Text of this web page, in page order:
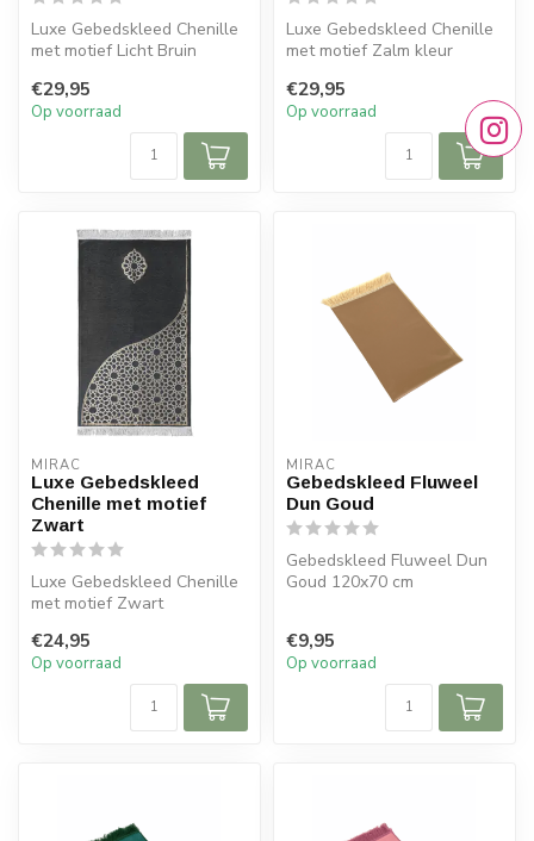
Luxe Gebedskleed Chenille
met motief Licht Bruin
€29,95
Op voorraad
Luxe Gebedskleed Chenille
met motief Zalm kleur
€29,95
Op voorraad
MIRAC
Luxe Gebedskleed
Chenille met motief
Zwart
Luxe Gebedskleed Chenille
met motief Zwart
€24,95
Op voorraad
MIRAC
Gebedskleed Fluweel
Dun Goud
Gebedskleed Fluweel Dun
Goud 120x70 cm
€9,95
Op voorraad